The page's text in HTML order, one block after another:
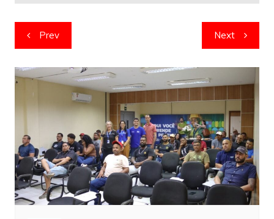
Navegação
de
artigos
Prev Next